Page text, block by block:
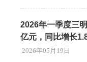
2026年一季度三
亿元，同比增长
2026年05月19日